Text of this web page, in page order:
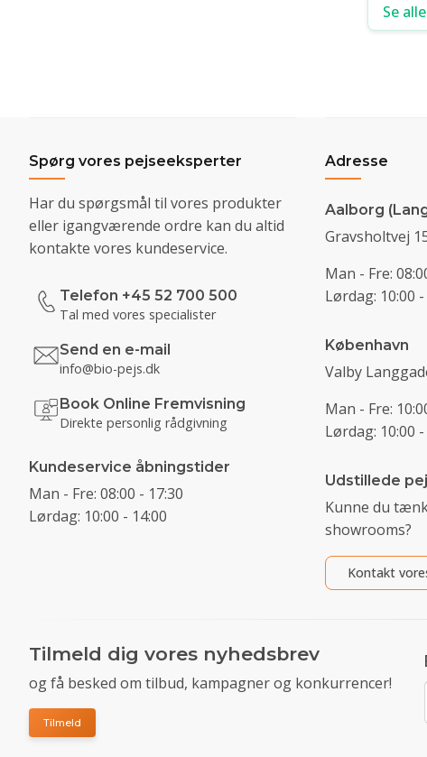
Se
Spørg vores pejseeksperter
Har du spørgsmål til vores produkter
eller igangværende ordre kan du altid
kontakte vores kundeservice.
Telefon +45 52 700 500
Tal med vores specialister
Send en e-mail
info@bio-pejs.dk
Book Online Fremvisning
Direkte personlig rådgivning
Kundeservice åbningstider
Man - Fre: 08:00 - 17:30
Lørdag: 10:00 - 14:00
Adresse
Aalborg
Gravsholtvej
Man - Fre:
Lørdag: 10:00 -
København
Valby
Man - Fre:
Lørdag: 10:00 -
Udstillede
Kunne du
showrooms?
Kontakt
Tilmeld dig vores nyhedsbrev
og få besked om tilbud, kampagner og konkurrencer!
Tilmeld